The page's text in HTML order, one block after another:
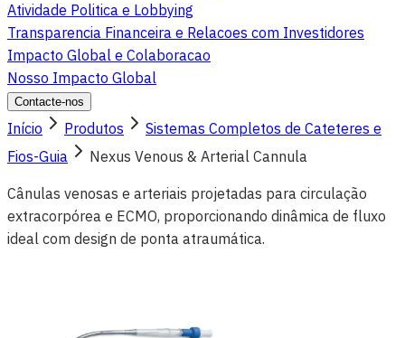
Atividade Politica e Lobbying
Transparencia Financeira e Relacoes com Investidores
Impacto Global e Colaboracao
Nosso Impacto Global
Contacte-nos
Início Produtos
Sistemas Completos de Cateteres e
Fios-Guia
Nexus Venous & Arterial Cannula
Cânulas venosas e arteriais projetadas para circulação
extracorpórea e ECMO, proporcionando dinâmica de fluxo
ideal com design de ponta atraumática.